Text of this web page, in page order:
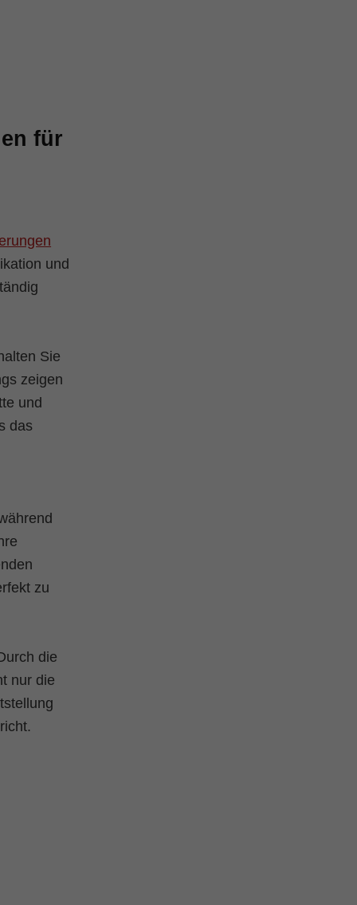
für
und
Sie
zeigen
und
das
zu
die
nur die